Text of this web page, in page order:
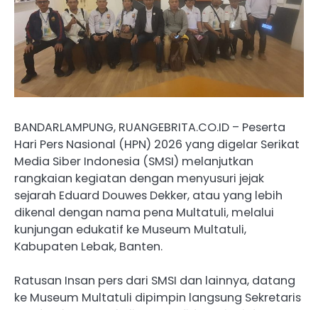
BANDARLAMPUNG, RUANGEBRITA.CO.ID – Peserta
Hari Pers Nasional (HPN) 2026 yang digelar Serikat
Media Siber Indonesia (SMSI) melanjutkan
rangkaian kegiatan dengan menyusuri jejak
sejarah Eduard Douwes Dekker, atau yang lebih
dikenal dengan nama pena Multatuli, melalui
kunjungan edukatif ke Museum Multatuli,
Kabupaten Lebak, Banten.
Ratusan Insan pers dari SMSI dan lainnya, datang
ke Museum Multatuli dipimpin langsung Sekretaris